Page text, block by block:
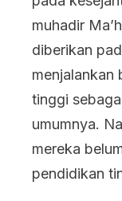
muhadir
diberikan
menjalankan
tinggi
umumnya.
mereka
pendidikan